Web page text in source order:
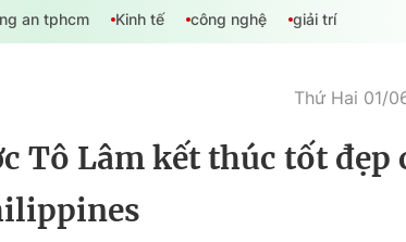
Giáo dục Kinh tế
an tphcm Kinh tế công nghệ giải trí
Thứ Hai 01/
Tô Lâm kết thúc tốt đẹp